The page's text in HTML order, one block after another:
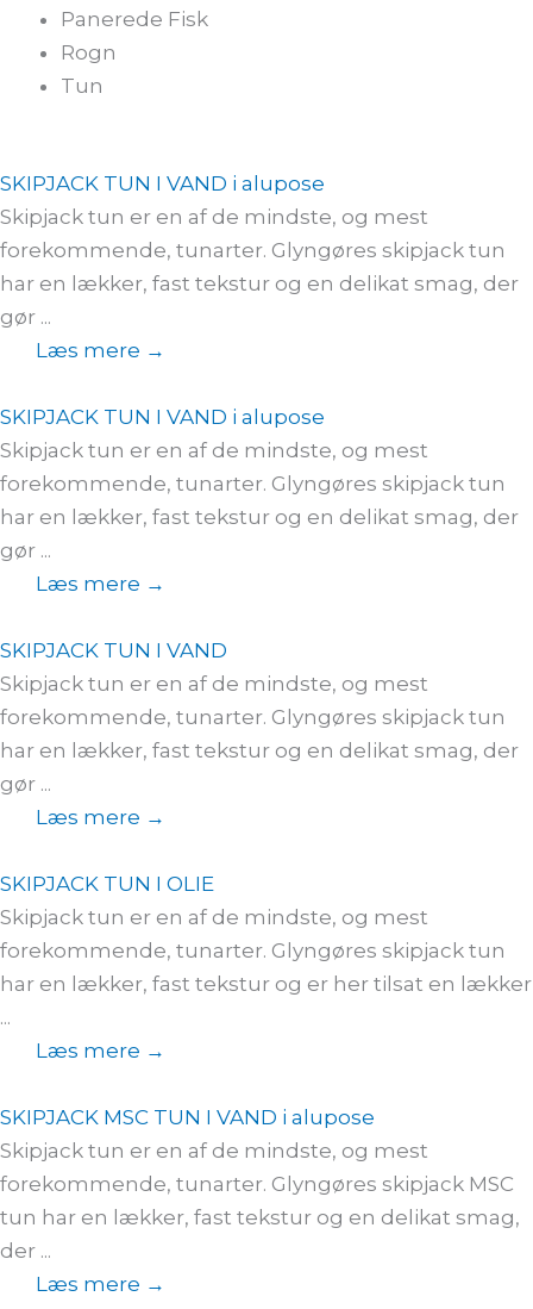
Panerede Fisk
Rogn
Tun
SKIPJACK TUN I VAND i alupose
Skipjack tun er en af de mindste, og mest
forekommende, tunarter. Glyngøres skipjack tun
har en lækker, fast tekstur og en delikat smag, der
gør ...
Læs mere →
SKIPJACK TUN I VAND i alupose
Skipjack tun er en af de mindste, og mest
forekommende, tunarter. Glyngøres skipjack tun
har en lækker, fast tekstur og en delikat smag, der
gør ...
Læs mere →
SKIPJACK TUN I VAND
Skipjack tun er en af de mindste, og mest
forekommende, tunarter. Glyngøres skipjack tun
har en lækker, fast tekstur og en delikat smag, der
gør ...
Læs mere →
SKIPJACK TUN I OLIE
Skipjack tun er en af de mindste, og mest
forekommende, tunarter. Glyngøres skipjack tun
har en lækker, fast tekstur og er her tilsat en lækker
...
Læs mere →
SKIPJACK MSC TUN I VAND i alupose
Skipjack tun er en af de mindste, og mest
forekommende, tunarter. Glyngøres skipjack MSC
tun har en lækker, fast tekstur og en delikat smag,
der ...
Læs mere →